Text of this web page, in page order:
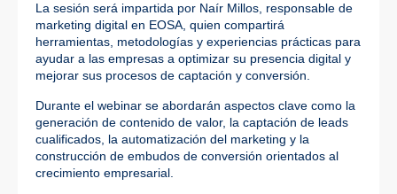
La sesión será impartida por Naír Millos, responsable de
marketing digital en EOSA, quien compartirá
herramientas, metodologías y experiencias prácticas para
ayudar a las empresas a optimizar su presencia digital y
mejorar sus procesos de captación y conversión.
Durante el webinar se abordarán aspectos clave como la
generación de contenido de valor, la captación de leads
cualificados, la automatización del marketing y la
construcción de embudos de conversión orientados al
crecimiento empresarial.